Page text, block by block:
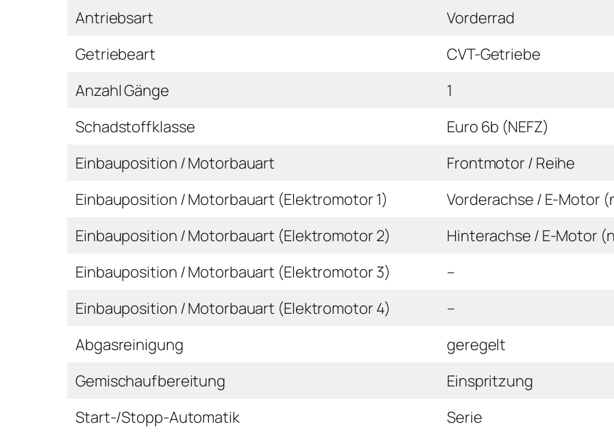
Antriebsart
Vorderrad
Getriebeart
CVT-Getriebe
Anzahl Gänge
1
Schadstoffklasse
Euro 6b (NEFZ)
Einbauposition / Motorbauart
Frontmotor / Reihe
Einbauposition / Motorbauart (Elektromotor 1)
Vorderachse / E-Motor
Einbauposition / Motorbauart (Elektromotor 2)
Hinterachse / E-Motor
Einbauposition / Motorbauart (Elektromotor 3)
–
Einbauposition / Motorbauart (Elektromotor 4)
–
Abgasreinigung
geregelt
Gemischaufbereitung
Einspritzung
Start-/Stopp-Automatik
Serie